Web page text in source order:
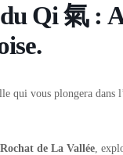
Qi 氣 :
qui vous plongera dans
de La Vallée ,